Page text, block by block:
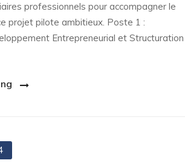
professionnels pour accompagner le
projet pilote ambitieux. Poste 1 :
Entrepreneurial et Structuration